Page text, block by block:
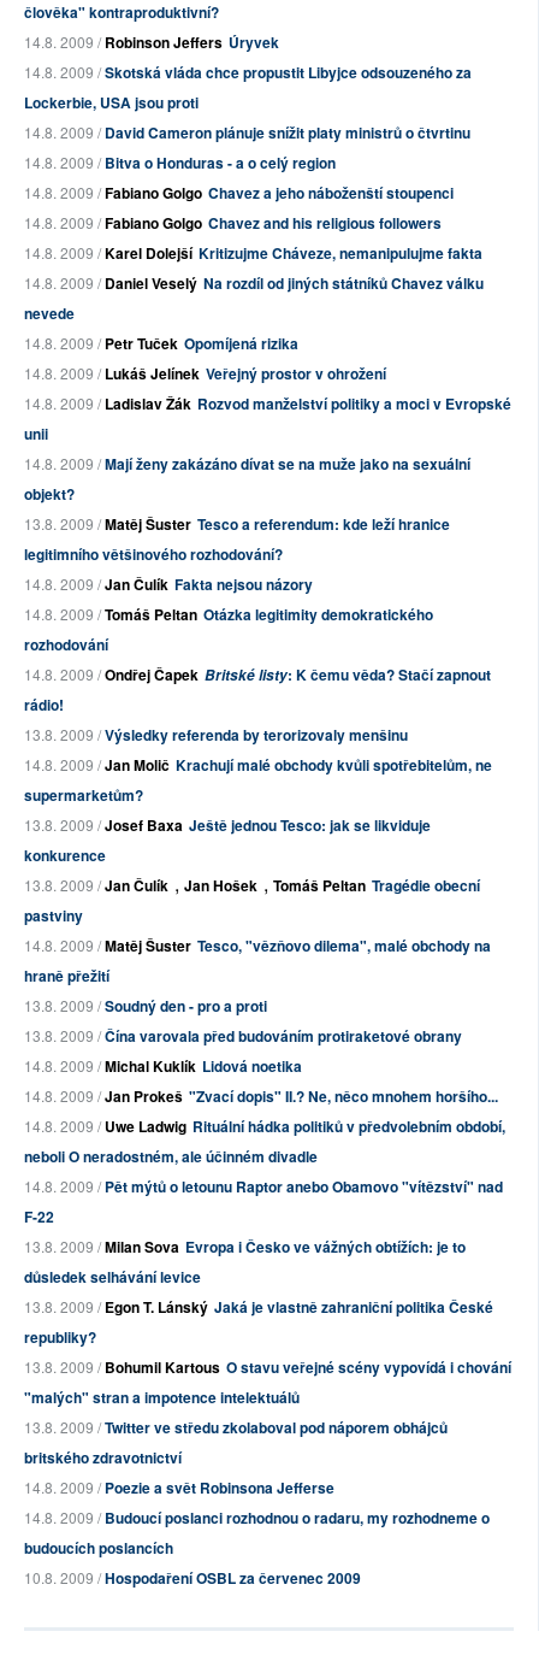
člověka" kontraproduktivní?
14.8. 2009 /Robinson Jeffers Úryvek
14.8. 2009 /Skotská vláda chce propustit Libyjce odsouzeného za
Lockerbie, USA jsou proti
14.8. 2009 /David Cameron plánuje snížit platy ministrů o čtvrtinu
14.8. 2009 /Bitva o Honduras - a o celý region
14.8. 2009 /Fabiano Golgo Chavez a jeho náboženští stoupenci
14.8. 2009 /Fabiano Golgo Chavez and his religious followers
14.8. 2009 /Karel Dolejší Kritizujme Cháveze, nemanipulujme fakta
14.8. 2009 /Daniel Veselý Na rozdíl od jiných státníků Chavez válku
nevede
14.8. 2009 /Petr Tuček Opomíjená rizika
14.8. 2009 /Lukáš Jelínek Veřejný prostor v ohrožení
14.8. 2009 /Ladislav Žák Rozvod manželství politiky a moci v Evropské
unii
14.8. 2009 /Mají ženy zakázáno dívat se na muže jako na sexuální
objekt?
13.8. 2009 /Matěj Šuster Tesco a referendum: kde leží hranice
legitimního většinového rozhodování?
14.8. 2009 /Jan Čulík Fakta nejsou názory
14.8. 2009 /Tomáš Peltan Otázka legitimity demokratického
rozhodování
14.8. 2009 /Ondřej Čapek Britské listy: K čemu věda? Stačí zapnout
rádio!
13.8. 2009 /Výsledky referenda by terorizovaly menšinu
14.8. 2009 /Jan Molič Krachují malé obchody kvůli spotřebitelům, ne
supermarketům?
13.8. 2009 /Josef Baxa Ještě jednou Tesco: jak se likviduje
konkurence
13.8. 2009 /Jan Čulík , Jan Hošek , Tomáš Peltan Tragédie obecní
pastviny
14.8. 2009 /Matěj Šuster Tesco, "vězňovo dilema", malé obchody na
hraně přežití
13.8. 2009 /Soudný den - pro a proti
13.8. 2009 /Čína varovala před budováním protiraketové obrany
14.8. 2009 /Michal Kuklík Lidová noetika
14.8. 2009 /Jan Prokeš "Zvací dopis" II.? Ne, něco mnohem horšího...
14.8. 2009 /Uwe Ladwig Rituální hádka politiků v předvolebním období,
neboli O neradostném, ale účinném divadle
14.8. 2009 /Pět mýtů o letounu Raptor anebo Obamovo "vítězství" nad
F-22
13.8. 2009 /Milan Sova Evropa i Česko ve vážných obtížích: je to
důsledek selhávání levice
13.8. 2009 /Egon T. Lánský Jaká je vlastně zahraniční politika České
republiky?
13.8. 2009 /Bohumil Kartous O stavu veřejné scény vypovídá i chování
"malých" stran a impotence intelektuálů
13.8. 2009 /Twitter ve středu zkolaboval pod náporem obhájců
britského zdravotnictví
14.8. 2009 /Poezie a svět Robinsona Jefferse
14.8. 2009 /Budoucí poslanci rozhodnou o radaru, my rozhodneme o
budoucích poslancích
10.8. 2009 /Hospodaření OSBL za červenec 2009